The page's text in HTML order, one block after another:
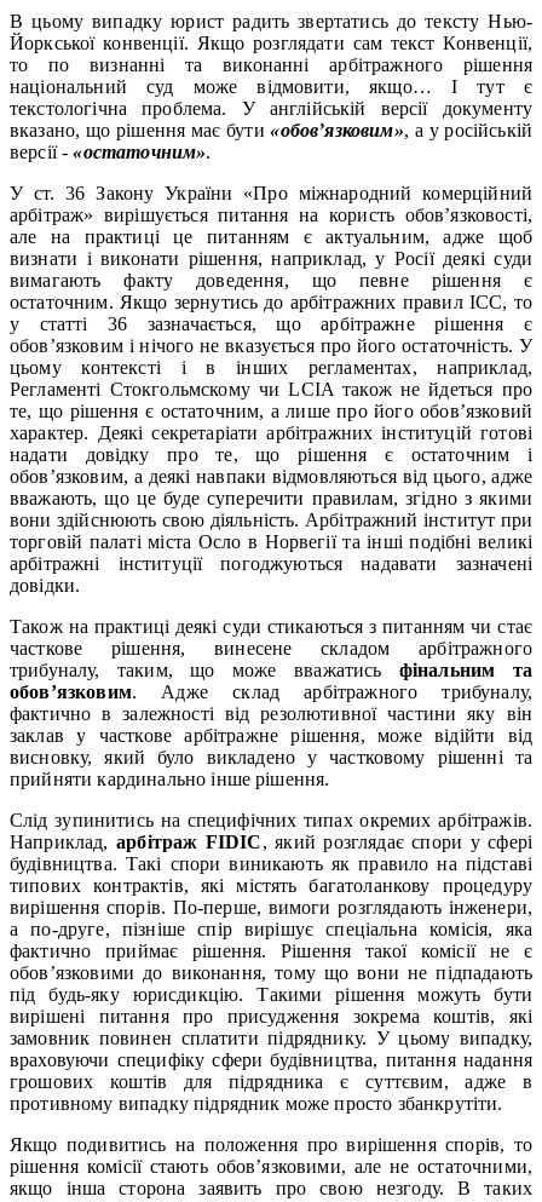
В цьому випадку юрист радить звертатись до тексту Нью-
Йоркської конвенції. Якщо розглядати сам текст Конвенції,
то по визнанні та виконанні арбітражного рішення
національний суд може відмовити, якщо… І тут є
текстологічна проблема. У англійській версії документу
вказано, що рішення має бути«обов’язковим», а у російській
версії -«остаточним».
У ст. 36 Закону України «Про міжнародний комерційний
арбітраж» вирішується питання на користь обов’язковості,
але на практиці це питанням є актуальним, адже щоб
визнати і виконати рішення, наприклад, у Росії деякі суди
вимагають факту доведення, що певне рішення є
остаточним. Якщо зернутись до арбітражних правил ICC, то
у статті 36 зазначається, що арбітражне рішення є
обов’язковим і нічого не вказується про його остаточність. У
цьому контексті і в інших регламентах, наприклад,
Регламенті Стокгольмскому чи LCIA також не йдеться про
те, що рішення є остаточним, а лише про його обов’язковий
характер. Деякі секретаріати арбітражних інституцій готові
надати довідку про те, що рішення є остаточним і
обов’язковим, а деякі навпаки відмовляються від цього, адже
вважають, що це буде суперечити правилам, згідно з якими
вони здійснюють свою діяльність. Арбітражний інститут при
торговій палаті міста Осло в Норвегії та інші подібні великі
арбітражні інституції погоджуються надавати зазначені
довідки.
Також на практиці деякі суди стикаються з питанням чи стає
часткове рішення, винесене складом арбітражного
трибуналу, таким, що може вважатись фінальним та
обов’язковим. Адже склад арбітражного трибуналу,
фактично в залежності від резолютивної частини яку він
заклав у часткове арбітражне рішення, може відійти від
висновку, який було викладено у частковому рішенні та
прийняти кардинально інше рішення.
Слід зупинитись на специфічних типах окремих арбітражів.
Наприклад,арбітраж FIDIC, який розглядає спори у сфері
будівництва. Такі спори виникають як правило на підставі
типових контрактів, які містять багатоланкову процедуру
вирішення спорів. По-перше, вимоги розглядають інженери,
а по-друге, пізніше спір вирішує спеціальна комісія, яка
фактично приймає рішення. Рішення такої комісії не є
обов’язковими до виконання, тому що вони не підпадають
під будь-яку юрисдикцію. Такими рішення можуть бути
вирішені питання про присудження зокрема коштів, які
замовник повинен сплатити підряднику. У цьому випадку,
враховуючи специфіку сфери будівництва, питання надання
грошових коштів для підрядника є суттєвим, адже в
противному випадку підрядник може просто збанкрутіти.
Якщо подивитись на положення про вирішення спорів, то
рішення комісії стають обов’язковими, але не остаточними,
якщо інша сторона заявить про свою незгоду. В таких